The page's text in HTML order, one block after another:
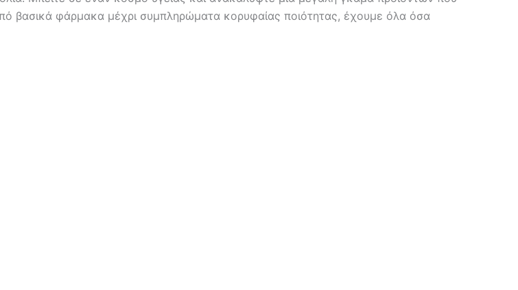
βασικά φάρμακα μέχρι συμπληρώματα κορυφαίας ποιότητας, έχουμε όλα όσα